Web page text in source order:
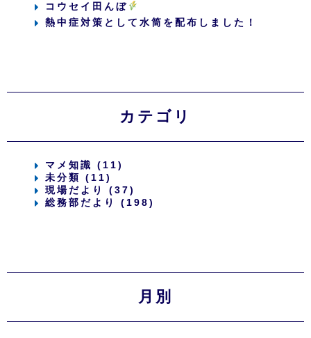
コウセイ田んぼ
熱中症対策として水筒を配布しました！
カテゴリ
マメ知識 (11)
未分類 (11)
現場だより (37)
総務部だより (198)
月別